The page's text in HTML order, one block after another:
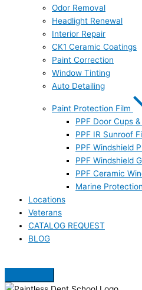
Odor Removal
Headlight Renewal
Interior Repair
CK1 Ceramic Coatings
Paint Correction
Window Tinting
Auto Detailing
Paint Protection Film
PPF Door Cups
PPF IR Sunroof
PPF Windshield
PPF Windshield
PPF Ceramic
Marine
Locations
Veterans
CATALOG REQUEST
BLOG